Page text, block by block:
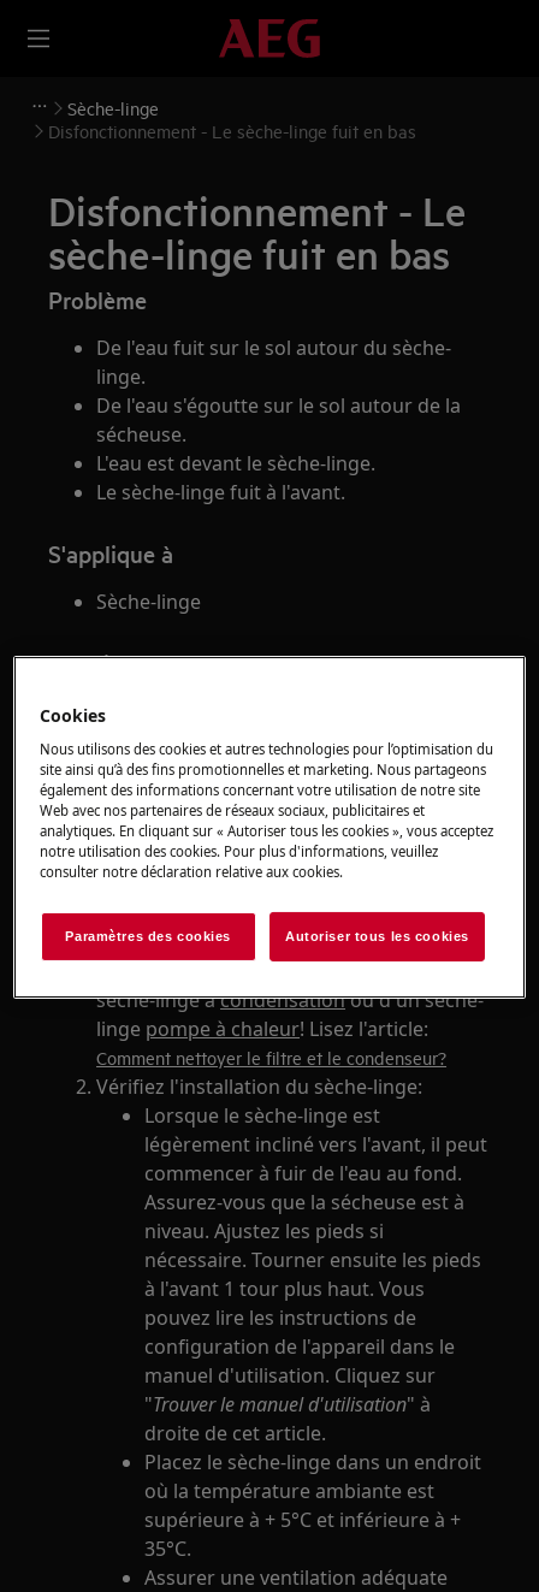
Sèche-linge
Disfonctionnement - Le sèche-linge fuit en bas
Disfonctionnement - Le
sèche-linge fuit en bas
Problème
De l'eau fuit sur le sol autour du sèche-
linge.
De l'eau s'égoutte sur le sol autour de la
sécheuse.
L'eau est devant le sèche-linge.
Le sèche-linge fuit à l'avant.
S'applique à
Sèche-linge
Solution
Un filtre ou un condenseur sale ou obstrué
peut entraîner une fuite du sèche-linge.
Nettoyez donc régulièrement et
soigneusement les filtres et le condenseur
(si accessible).
La procédure de nettoyage du filtre à
peluches est la même pour les sèche-linge
à condensation et à pompe à chaleur.
Cependant, la procédure de nettoyage du
sèche-linge àcondensationou d'un sèche-
linge pompe à chaleur! Lisez l'article:
Comment nettoyer le filtre et le condenseur?
Vérifiez l'installation du sèche-linge:
Lorsque le sèche-linge est
légèrement incliné vers l'avant, il peut
commencer à fuir de l'eau au fond.
Assurez-vous que la sécheuse est à
niveau. Ajustez les pieds si
nécessaire. Tourner ensuite les pieds
à l'avant 1 tour plus haut. Vous
pouvez lire les instructions de
configuration de l'appareil dans le
manuel d'utilisation. Cliquez sur
"Trouver le manuel d'utilisation" à
droite de cet article.
Placez le sèche-linge dans un endroit
où la température ambiante est
supérieure à + 5°C et inférieure à +
35°C.
Assurer une ventilation adéquate
Cookies
Nous utilisons des cookies et autres technologies pour l’optimisation du
site ainsi qu’à des fins promotionnelles et marketing. Nous partageons
également des informations concernant votre utilisation de notre site
Web avec nos partenaires de réseaux sociaux, publicitaires et
analytiques. En cliquant sur « Autoriser tous les cookies », vous acceptez
notre utilisation des cookies. Pour plus d'informations, veuillez
consulter notre déclaration relative aux cookies.
Paramètres des cookies Autoriser tous les cookies